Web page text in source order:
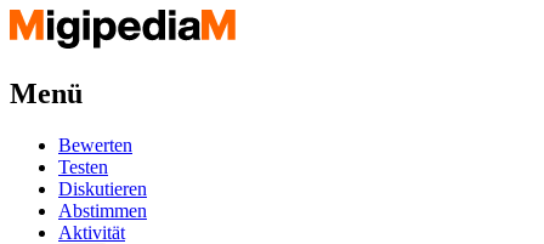
Menü
Bewerten
Testen
Diskutieren
Abstimmen
Aktivität